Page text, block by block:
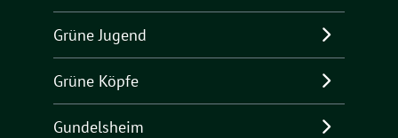
Grüne Jugend
Grüne Köpfe
Gundelsheim